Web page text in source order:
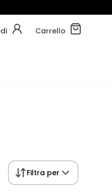
Carrello
Filtra per